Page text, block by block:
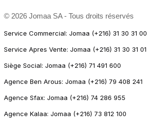
© 2026 Jomaa SA - Tous droits réservés
Service Commercial: Jomaa (+216) 31 30 31 00
Service Apres Vente: Jomaa (+216) 31 30 31 01
Siège Social: Jomaa (+216) 71 491 600
Agence Ben Arous: Jomaa (+216) 79 408 241
Agence Sfax: Jomaa (+216) 74 286 955
Agence Kalaa: Jomaa (+216) 73 812 100